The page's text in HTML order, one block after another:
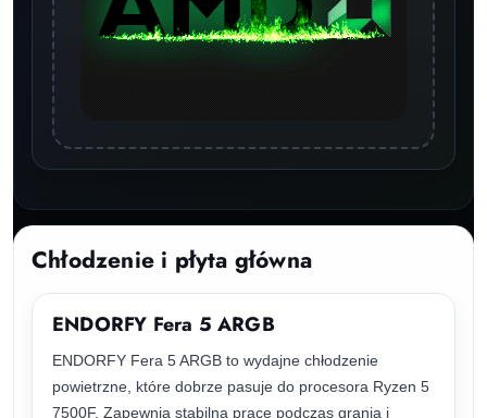
Chłodzenie i płyta główna
ENDORFY Fera 5 ARGB
ENDORFY Fera 5 ARGB to wydajne chłodzenie
powietrzne, które dobrze pasuje do procesora Ryzen 5
7500F. Zapewnia stabilną pracę podczas grania i